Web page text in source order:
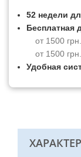
52 недели
Бесплатная
от 1500
от 1500
Удобная